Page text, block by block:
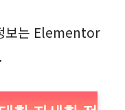
보는 Elementor